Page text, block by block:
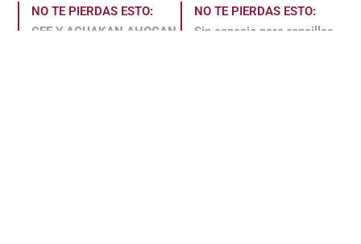
NO TE PIERDAS ESTO:
CFE Y AGUAKAN AHOGAN
NO TE PIERDAS ESTO:
Sin espacio para rencillas